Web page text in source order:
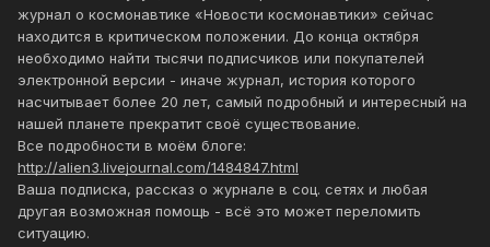
журнал о космонавтике «Новости космонавтики» сейчас
находится в критическом положении. До конца октября
необходимо найти тысячи подписчиков или покупателей
электронной версии - иначе журнал, история которого
насчитывает более 20 лет, самый подробный и интересный на
нашей планете прекратит своё существование.
Все подробности в моём блоге:
http://alien3.livejournal.com/1484847.html
Ваша подписка, рассказ о журнале в соц. сетях и любая
другая возможная помощь - всё это может переломить
ситуацию.